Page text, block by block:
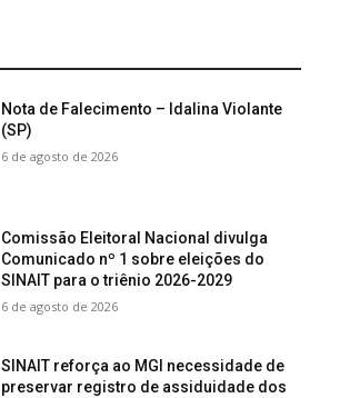
Nota de Falecimento – Idalina Violante
(SP)
6 de agosto de 2026
Comissão Eleitoral Nacional divulga
Comunicado nº 1 sobre eleições do
SINAIT para o triênio 2026-2029
6 de agosto de 2026
SINAIT reforça ao MGI necessidade de
preservar registro de assiduidade dos